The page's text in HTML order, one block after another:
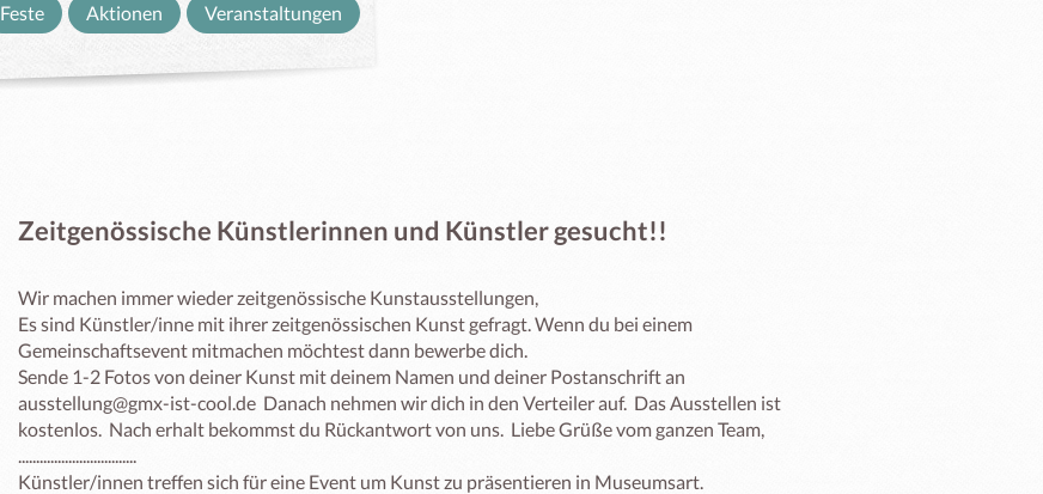
Feste Aktionen Veranstaltungen
Zeitgenössische Künstlerinnen und Künstler gesucht!!
Wir machen immer wieder zeitgenössische Kunstausstellungen,
Es sind Künstler/inne mit ihrer zeitgenössischen Kunst gefragt. Wenn du bei einem
Gemeinschaftsevent mitmachen möchtest dann bewerbe dich.
Sende 1-2 Fotos von deiner Kunst mit deinem Namen und deiner Postanschrift an
ausstellung@gmx-ist-cool.de  Danach nehmen wir dich in den Verteiler auf.  Das Ausstellen ist
kostenlos.  Nach erhalt bekommst du Rückantwort von uns.  Liebe Grüße vom ganzen Team,
.................................
Künstler/innen treffen sich für eine Event um Kunst zu präsentieren in Museumsart.